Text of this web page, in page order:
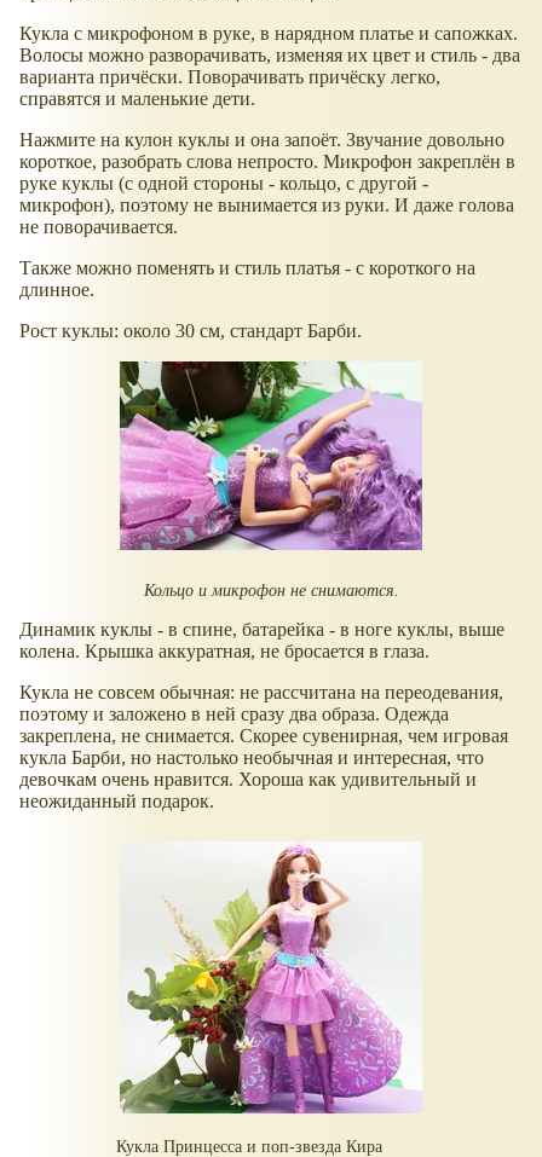
Кукла с микрофоном в руке, в нарядном платье и сапожках.
Волосы можно разворачивать, изменяя их цвет и стиль - два
варианта причёски. Поворачивать причёску легко,
справятся и маленькие дети.
Нажмите на кулон куклы и она запоёт. Звучание довольно
короткое, разобрать слова непросто. Микрофон закреплён в
руке куклы (с одной стороны - кольцо, с другой -
микрофон), поэтому не вынимается из руки. И даже голова
не поворачивается.
Также можно поменять и стиль платья - с короткого на
длинное.
Рост куклы: около 30 см, стандарт Барби.
Кольцо и микрофон не снимаются.
Динамик куклы - в спине, батарейка - в ноге куклы, выше
колена. Крышка аккуратная, не бросается в глаза.
Кукла не совсем обычная: не рассчитана на переодевания,
поэтому и заложено в ней сразу два образа. Одежда
закреплена, не снимается. Скорее сувенирная, чем игровая
кукла Барби, но настолько необычная и интересная, что
девочкам очень нравится. Хороша как удивительный и
неожиданный подарок.
Кукла Принцесса и поп-звезда Кира